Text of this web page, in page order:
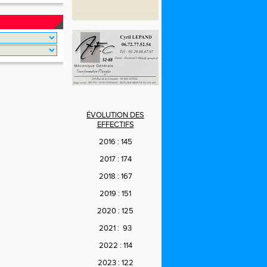
ÉVOLUTION DES
EFFECTIFS
2016 : 145
2017 : 174
2018 : 167
2019 : 151
2020 : 125
2021 : 93
2022 : 114
2023 : 122